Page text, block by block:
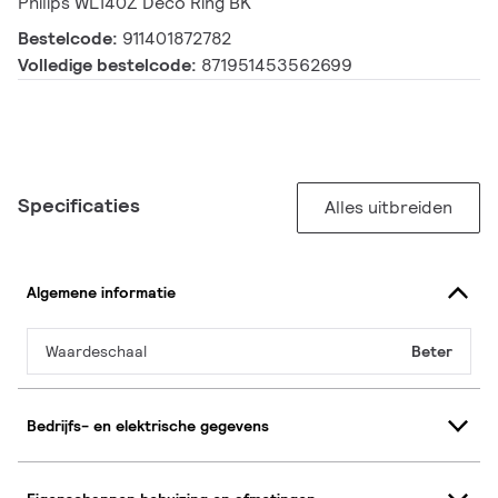
Bestelcode: 911401872782
Volledige bestelcode: 871951453562699
Specificaties Alles uitbreiden
Algemene informatie
Waardeschaal Beter
Bedrijfs- en elektrische gegevens